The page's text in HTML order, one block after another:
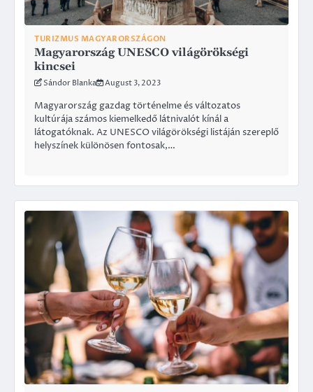
TURIZMUS MAGYARORSZÁGON
Magyarország UNESCO világörökségi
kincsei
Sándor Blanka August 3, 2023
Magyarország gazdag történelme és változatos
kultúrája számos kiemelkedő látnivalót kínál a
látogatóknak. Az UNESCO világörökségi listáján szereplő
helyszínek különösen fontosak,…